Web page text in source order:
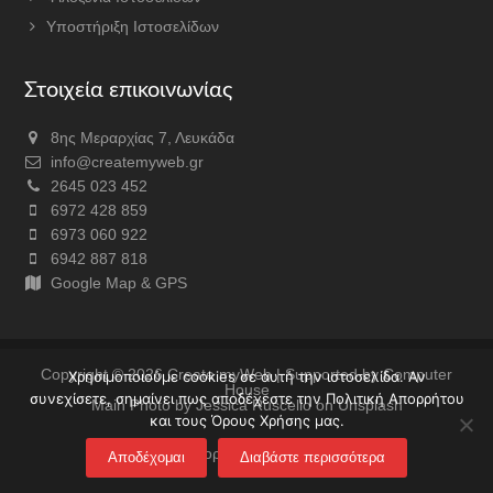
Υποστήριξη Ιστοσελίδων
Στοιχεία επικοινωνίας
8ης Μεραρχίας 7, Λευκάδα
info@createmyweb.gr
2645 023 452
6972 428 859
6973 060 922
6942 887 818
Google Map & GPS
Copyright © 2026Create myWeb| Supported byComputer
House
Main Photo by Jessica Ruscello on Unsplash
Πολιτική Απορρήτου & Όροι χρήσης
Χρησιμοποιούμε cookies σε αυτή την ιστοσελίδα. Αν
συνεχίσετε, σημαίνει πως αποδέχεστε την Πολιτική Απορρήτου
και τους Όρους Χρήσης μας.
Αποδέχομαι Διαβάστε περισσότερα